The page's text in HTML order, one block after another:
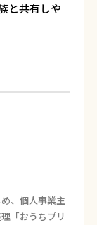
と共有しや
、個人事業主
「おうちプリ